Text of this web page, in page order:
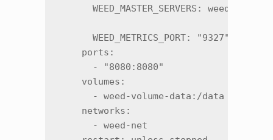
WEED_MASTER_SERVERS: weed-
      WEED_METRICS_PORT: "9327"
    ports:
      - "8080:8080"
    volumes:
      - weed-volume-data:/data
    networks:
      - weed-net